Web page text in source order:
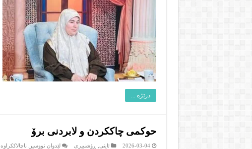
درێژە ...
حوکمی چاککردن و لابردنی برۆ
2026-03-04 ئاینى ڕۆشنبیرى لێدوان نووسین ناچالاککراوە